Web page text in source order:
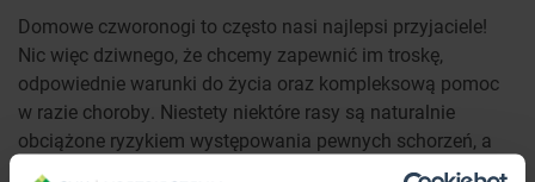
Domowe czworonogi to często nasi najlepsi przyjaciele!
Nic więc dziwnego, że chcemy zapewnić im troskę,
odpowiednie warunki do życia oraz kompleksową pomoc
w razie choroby. Niestety niektóre rasy są naturalnie
obciążone ryzykiem występowania pewnych schorzeń, a
dodatkowo każdemu pupilowi może przydarzyć się groźny